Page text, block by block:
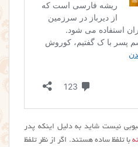
نیست شاید به دلیل اینکه پدر
با تلفظ ساده هستند. اگر از نظر تلفظ